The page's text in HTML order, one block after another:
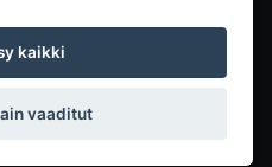
kaikki
vaaditut